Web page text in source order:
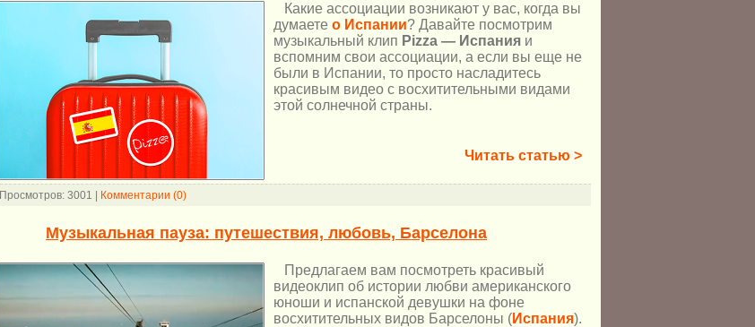
Какие ассоциации возникают у вас, когда вы
думаете о Испании? Давайте посмотрим
музыкальный клип Pizza — Испания и
вспомним свои ассоциации, а если вы еще не
были в Испании, то просто насладитесь
красивым видео с восхитительными видами
этой солнечной страны.
Читать статью >
Просмотров: 3001 Комментарии (0)
Музыкальная пауза: путешествия, любовь, Барселона
Предлагаем вам посмотреть красивый
видеоклип об истории любви американского
юноши и испанской девушки на фоне
восхитительных видов Барселоны (Испания).